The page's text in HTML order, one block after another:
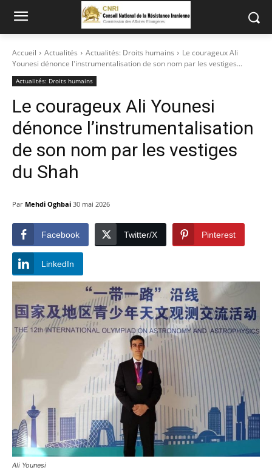
Accueil Actualités Actualités: Droits humains
Le courageux Ali
Younesi dénonce l'instrumentalisation de son nom par les vestiges...
Actualités: Droits humains
Le courageux Ali Younesi
dénonce l’instrumentalisation
de son nom par les vestiges
du Shah
Par Mehdi Oghbai 30 mai 2026
Facebook Twitter/X Pinterest
LinkedIn
Ali Younesi